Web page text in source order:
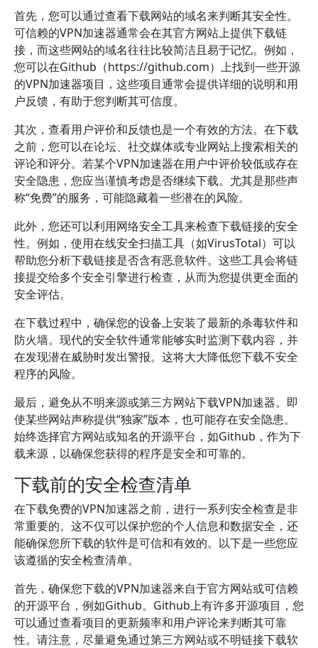
首先，您可以通过查看下载网站的域名来判断其安全性。
可信赖的VPN加速器通常会在其官方网站上提供下载链
接，而这些网站的域名往往比较简洁且易于记忆。例如，
您可以在Github（https://github.com）上找到一些开源
的VPN加速器项目，这些项目通常会提供详细的说明和用
户反馈，有助于您判断其可信度。
其次，查看用户评价和反馈也是一个有效的方法。在下载
之前，您可以在论坛、社交媒体或专业网站上搜索相关的
评论和评分。若某个VPN加速器在用户中评价较低或存在
安全隐患，您应当谨慎考虑是否继续下载。尤其是那些声
称“免费”的服务，可能隐藏着一些潜在的风险。
此外，您还可以利用网络安全工具来检查下载链接的安全
性。例如，使用在线安全扫描工具（如VirusTotal）可以
帮助您分析下载链接是否含有恶意软件。这些工具会将链
接提交给多个安全引擎进行检查，从而为您提供更全面的
安全评估。
在下载过程中，确保您的设备上安装了最新的杀毒软件和
防火墙。现代的安全软件通常能够实时监测下载内容，并
在发现潜在威胁时发出警报。这将大大降低您下载不安全
程序的风险。
最后，避免从不明来源或第三方网站下载VPN加速器。即
使某些网站声称提供“独家”版本，也可能存在安全隐患。
始终选择官方网站或知名的开源平台，如Github，作为下
载来源，以确保您获得的程序是安全和可靠的。
下载前的安全检查清单
在下载免费的VPN加速器之前，进行一系列安全检查是非
常重要的。这不仅可以保护您的个人信息和数据安全，还
能确保您所下载的软件是可信和有效的。以下是一些您应
该遵循的安全检查清单。
首先，确保您下载的VPN加速器来自于官方网站或可信赖
的开源平台，例如Github。Github上有许多开源项目，您
可以通过查看项目的更新频率和用户评论来判断其可靠
性。请注意，尽量避免通过第三方网站或不明链接下载软